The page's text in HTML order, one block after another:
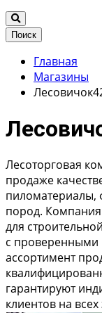
Поиск
Главная
Магазины
Лесоторговая
продаже
пиломатериалы,
пород.
для
с проверенными
ассортимент
гарантируют
клиентов на